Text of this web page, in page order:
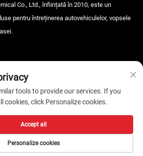
Co., Ltd., înființată în 2010, este un
pentru întreținerea autovehiculelor, vopsele
Shenzhen i-Like Fine Chemical Co., Ltd. Toate
tools to provide our services. If you
cookies, click Personalize cookies.
Personalize cookies
Accept all